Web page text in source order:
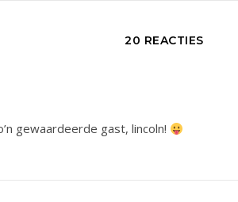
20 REACTIES
gewaardeerde gast, lincoln!